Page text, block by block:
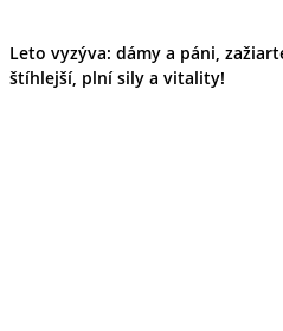
Leto vyzýva: dámy a páni,
štíhlejší, plní sily a vitality!